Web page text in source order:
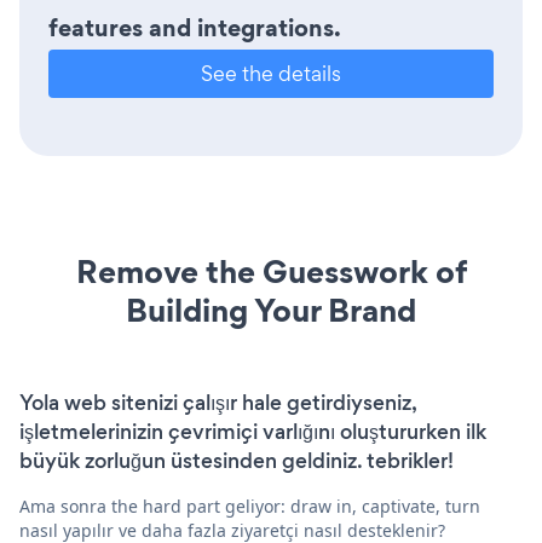
features and integrations.
See the details
Remove the Guesswork of
Building Your Brand
Yola web sitenizi çalışır hale getirdiyseniz,
işletmelerinizin çevrimiçi varlığını oluştururken ilk
büyük zorluğun üstesinden geldiniz. tebrikler!
Ama sonra the hard part geliyor: draw in, captivate, turn
nasıl yapılır ve daha fazla ziyaretçi nasıl desteklenir?